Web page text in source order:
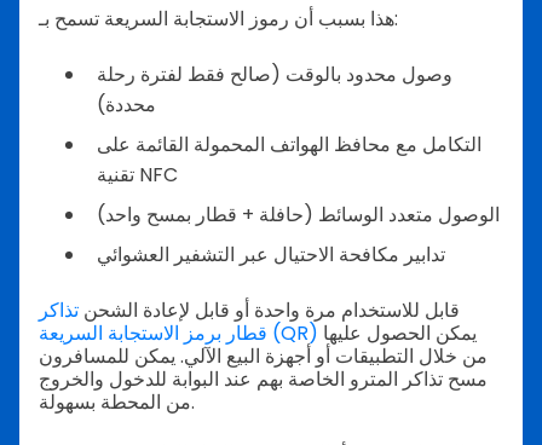
هذا بسبب أن رموز الاستجابة السريعة تسمح بـ:
وصول محدود بالوقت (صالح فقط لفترة رحلة
محددة)
التكامل مع محافظ الهواتف المحمولة القائمة على
تقنية NFC
الوصول متعدد الوسائط (حافلة + قطار بمسح واحد)
تدابير مكافحة الاحتيال عبر التشفير العشوائي
قابل للاستخدام مرة واحدة أو قابل لإعادة الشحن تذاكر
قطار برمز الاستجابة السريعة (QR)
من خلال التطبيقات أو أجهزة البيع الآلي. يمكن للمسافرون
مسح تذاكر المترو الخاصة بهم عند البوابة للدخول والخروج
من المحطة بسهولة.